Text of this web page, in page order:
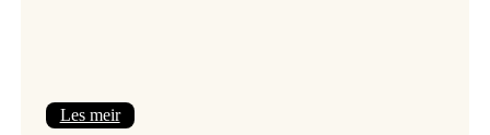
Les meir: